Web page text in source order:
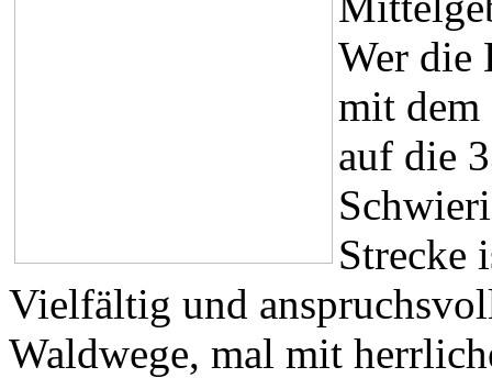
Wer die
mit dem
auf die
Strecke
Vielfältig und
Waldwege, mal mit